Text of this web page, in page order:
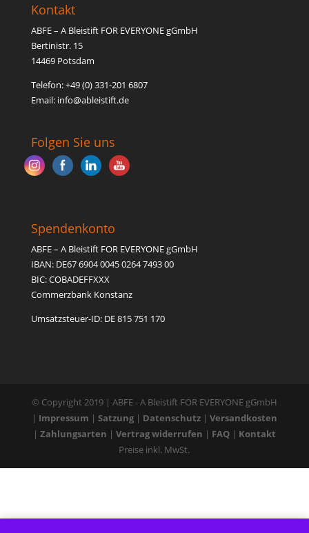
Kontakt
ABFE – A Bleistift FOR EVERYONE gGmbH
Bertinistr. 15
14469 Potsdam
Telefon: +49 (0) 331-201 6807
Email: info@ableistift.de
Folgen Sie uns
Spendenkonto
ABFE – A Bleistift FOR EVERYONE gGmbH
IBAN: DE67 6904 0045 0264 7493 00
BIC: COBADEFFXXX
Commerzbank Konstanz
Umsatzsteuer-ID: DE 815 751 170
© Copyright 2019 | ABFE - A Bleistift FOR EVERYONE gGmbH
| Impressum | Satzung| Datenschutz| Versandkosten
| Zahlungsarten | Vertrag widerrufen | FAQ| Kontakt
Preise inkl. MwSt.